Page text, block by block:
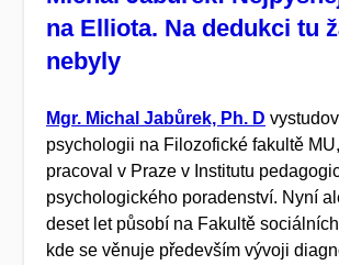
na Elliota. Na dedukci tu
nebyly
Mgr. Michal Jabůrek, Ph. D
psychologii na Filozofické fakultě
pracoval v Praze v Institutu
psychologického poradenství. Nyní
deset let působí na Fakultě
kde se věnuje především vývoji